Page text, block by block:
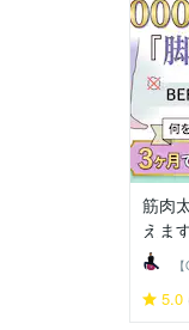
筋肉
えま
5.0